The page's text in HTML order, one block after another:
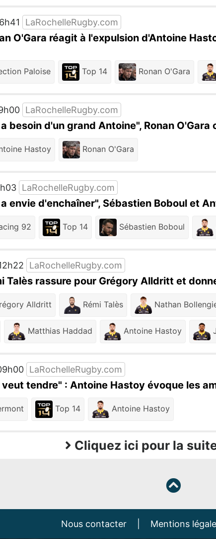
LaRochelleRugby.com
O'Gara réagit à l'expulsion d'Antoine
Paloise Top 14 Ronan O'Gara
LaRochelleRugby.com
besoin d'un grand Antoine", Ronan
Hastoy Ronan O'Gara
LaRochelleRugby.com
envie d'enchaîner", Sébastien Boboul et
92 Top 14 Sébastien Boboul
LaRochelleRugby.com
Talès rassure pour Grégory Alldritt et
Alldritt Rémi Talès Nathan
Matthias Haddad Antoine Hastoy
LaRochelleRugby.com
tendre" : Antoine Hastoy évoque les
Top 14 Antoine Hastoy
Cliquez ici pour la
Nous contacter Mentions